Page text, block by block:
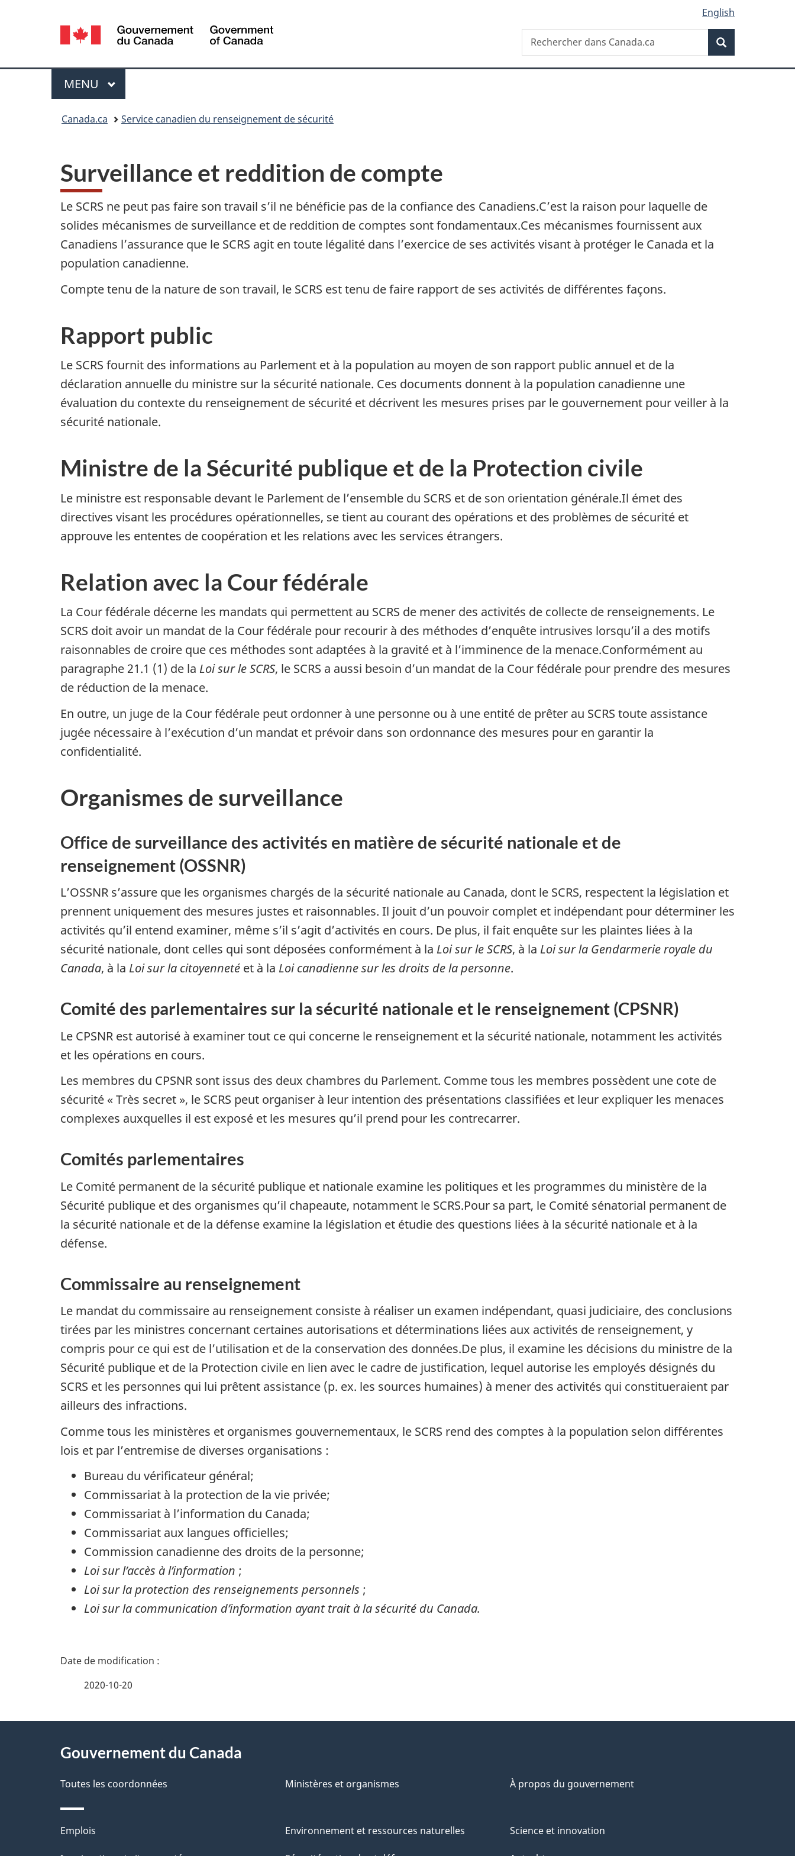
sujet
HTML
Sélection
de
la
langue
English
Canada
Recherche
Rechercher
dans
Menu
MENU PRINCIPAL
Canada.ca Service canadien du renseignement de sécurité
Surveillance et reddition de compte
Le SCRS ne peut pas faire son travail s’il ne bénéficie pas de la confiance des Canadiens.C’est la raison pour laquelle de
solides mécanismes de surveillance et de reddition de comptes sont fondamentaux.Ces mécanismes fournissent aux
Canadiens l’assurance que le SCRS agit en toute légalité dans l’exercice de ses activités visant à protéger le Canada et la
population canadienne.
Compte tenu de la nature de son travail, le SCRS est tenu de faire rapport de ses activités de différentes façons.
Rapport public
Le SCRS fournit des informations au Parlement et à la population au moyen de son rapport public annuel et de la
déclaration annuelle du ministre sur la sécurité nationale. Ces documents donnent à la population canadienne une
évaluation du contexte du renseignement de sécurité et décrivent les mesures prises par le gouvernement pour veiller à la
sécurité nationale.
Ministre de la Sécurité publique et de la Protection civile
Le ministre est responsable devant le Parlement de l’ensemble du SCRS et de son orientation générale.Il émet des
directives visant les procédures opérationnelles, se tient au courant des opérations et des problèmes de sécurité et
approuve les ententes de coopération et les relations avec les services étrangers.
Relation avec la Cour fédérale
La Cour fédérale décerne les mandats qui permettent au SCRS de mener des activités de collecte de renseignements. Le
SCRS doit avoir un mandat de la Cour fédérale pour recourir à des méthodes d’enquête intrusives lorsqu’il a des motifs
raisonnables de croire que ces méthodes sont adaptées à la gravité et à l’imminence de la menace.Conformément au
paragraphe 21.1 (1) de la Loi sur le SCRS, le SCRS a aussi besoin d’un mandat de la Cour fédérale pour prendre des mesures
de réduction de la menace.
En outre, un juge de la Cour fédérale peut ordonner à une personne ou à une entité de prêter au SCRS toute assistance
jugée nécessaire à l’exécution d’un mandat et prévoir dans son ordonnance des mesures pour en garantir la
confidentialité.
Organismes de surveillance
Office de surveillance des activités en matière de sécurité nationale et de
renseignement (OSSNR)
L’OSSNR s’assure que les organismes chargés de la sécurité nationale au Canada, dont le SCRS, respectent la législation et
prennent uniquement des mesures justes et raisonnables. Il jouit d’un pouvoir complet et indépendant pour déterminer les
activités qu’il entend examiner, même s’il s’agit d’activités en cours. De plus, il fait enquête sur les plaintes liées à la
sécurité nationale, dont celles qui sont déposées conformément à la Loi sur le SCRS, à la Loi sur la Gendarmerie royale du
Canada, à la Loi sur la citoyenneté et à la Loi canadienne sur les droits de la personne.
Comité des parlementaires sur la sécurité nationale et le renseignement (CPSNR)
Le CPSNR est autorisé à examiner tout ce qui concerne le renseignement et la sécurité nationale, notamment les activités
et les opérations en cours.
Les membres du CPSNR sont issus des deux chambres du Parlement. Comme tous les membres possèdent une cote de
sécurité « Très secret », le SCRS peut organiser à leur intention des présentations classifiées et leur expliquer les menaces
complexes auxquelles il est exposé et les mesures qu’il prend pour les contrecarrer.
Comités parlementaires
Le Comité permanent de la sécurité publique et nationale examine les politiques et les programmes du ministère de la
Sécurité publique et des organismes qu’il chapeaute, notamment le SCRS.Pour sa part, le Comité sénatorial permanent de
la sécurité nationale et de la défense examine la législation et étudie des questions liées à la sécurité nationale et à la
défense.
Commissaire au renseignement
Le mandat du commissaire au renseignement consiste à réaliser un examen indépendant, quasi judiciaire, des conclusions
tirées par les ministres concernant certaines autorisations et déterminations liées aux activités de renseignement, y
compris pour ce qui est de l’utilisation et de la conservation des données.De plus, il examine les décisions du ministre de la
Sécurité publique et de la Protection civile en lien avec le cadre de justification, lequel autorise les employés désignés du
SCRS et les personnes qui lui prêtent assistance (p. ex. les sources humaines) à mener des activités qui constitueraient par
ailleurs des infractions.
Comme tous les ministères et organismes gouvernementaux, le SCRS rend des comptes à la population selon différentes
lois et par l’entremise de diverses organisations :
Bureau du vérificateur général;
Commissariat à la protection de la vie privée;
Commissariat à l’information du Canada;
Commissariat aux langues officielles;
Commission canadienne des droits de la personne;
Loi sur l’accès à l’information ;
Loi sur la protection des renseignements personnels ;
Loi sur la communication d’information ayant trait à la sécurité du Canada.
D
a
l
s
2020-10-20
proposGouvernement du Canada
Toutes les coordonnées Ministères et organismes À propos du gouvernement
Thèmes
Emplois Environnement et ressources naturelles Science et innovation